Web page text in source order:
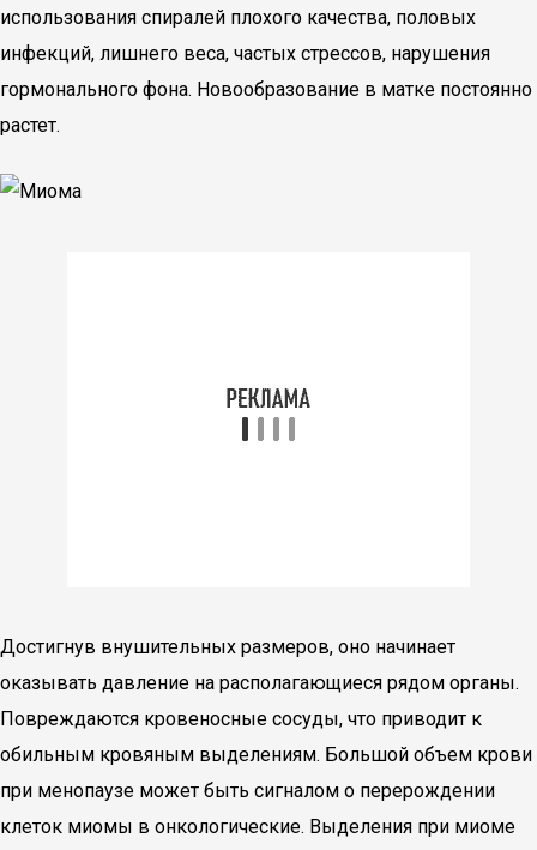
использования спиралей плохого качества, половых
инфекций, лишнего веса, частых стрессов, нарушения
гормонального фона. Новообразование в матке постоянно
растет.
Достигнув внушительных размеров, оно начинает
оказывать давление на располагающиеся рядом органы.
Повреждаются кровеносные сосуды, что приводит к
обильным кровяным выделениям. Большой объем крови
при менопаузе может быть сигналом о перерождении
клеток миомы в онкологические. Выделения при миоме